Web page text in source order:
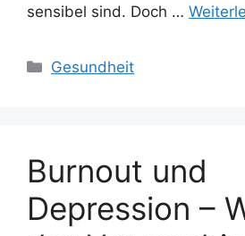
sensibel sind. Doch …
Kategorien
Gesundheit
Burnout und
Depression –